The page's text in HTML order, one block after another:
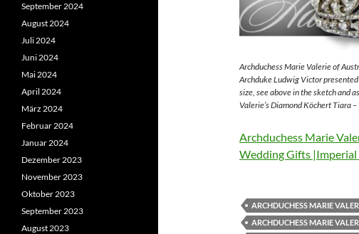
Archduchess Marie Valerie of
Archduke Ludwig Victor
size, see above in the sketch and
Valerie’s Diamond Köchert Tiara
Archduchess Marie
Wedding Gifts |Imperial
ARCHDUCHESS MARIE
ARCHDUCHESS MARIE
September 2024
August 2024
Juli 2024
Juni 2024
Mai 2024
April 2024
März 2024
Februar 2024
Januar 2024
Dezember 2023
November 2023
Oktober 2023
September 2023
August 2023